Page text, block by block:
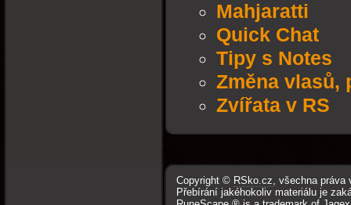
Mahjaratti
Quick Chat
Tipy s Notes
Změna vlasů,
Zvířata v RS
Copyright © RSko.cz, všechna práva
Přebírání jakéhokoliv materiálu je